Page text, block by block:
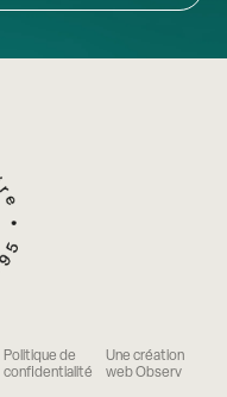
Politique de
confidentialité
Une création
web Observ